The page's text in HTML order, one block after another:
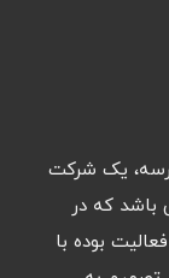
یک شرکت
باشد که در
بوده با